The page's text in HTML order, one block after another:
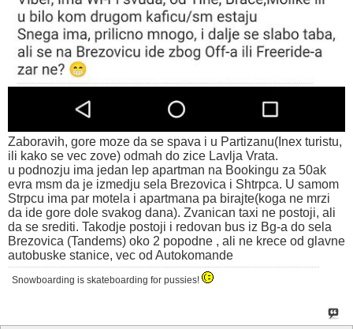
Zaboravih, gore moze da se spava i u Partizanu(Inex turistu,
ili kako se vec zove) odmah do zice Lavlja Vrata.
u podnozju ima jedan lep apartman na Bookingu za 50ak
evra msm da je izmedju sela Brezovica i Shtrpca. U samom
Strpcu ima par motela i apartmana pa birajte(koga ne mrzi
da ide gore dole svakog dana). Zvanican taxi ne postoji, ali
da se srediti. Takodje postoji i redovan bus iz Bg-a do sela
Brezovica (Tandems) oko 2 popodne , ali ne krece od glavne
autobuske stanice, vec od Autokomande
Snowboarding is skateboarding for pussies!